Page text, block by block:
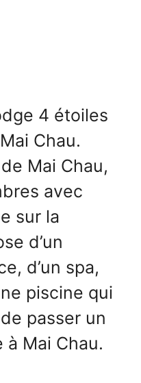
4 étoiles
Chau.
Mai Chau,
avec
sur la
d’un
d’un spa,
piscine qui
passer un
Mai Chau.